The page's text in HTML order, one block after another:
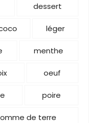
dessert
léger
menthe
oeuf
poire
de terre